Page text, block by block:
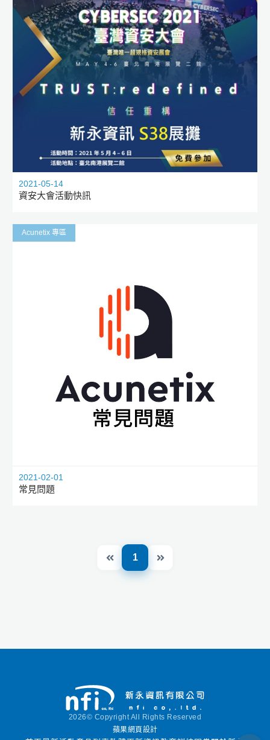
2021-05-14
資安大會活動快訊
Acunetix 專區
2021-02-01
常見問題
1
2026© Copyright All Rights Reserved
蘋果網頁設計